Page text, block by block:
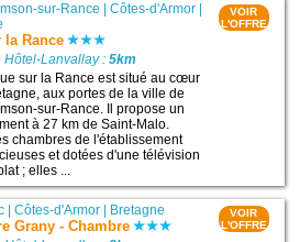
sur-Rance |Côtes-d'Armor
la Rance
Hôtel-Lanvallay :5km
sur la Rance est situé au cœur
aux portes de la ville de
sur-Rance. Il propose un
à 27 km de Saint-Malo.
chambres de l'établissement
et dotées d'une télévision
; elles ...
VOIR
L'OFFRE
|Côtes-d'Armor Bretagne
Grany - Chambre
VOIR
L'OFFRE